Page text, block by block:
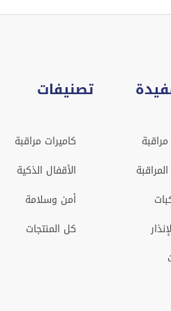
تصنيفات
كاميرات مراقبة
الأقفال الذكية
أمن وسلامة
كل المنتجات